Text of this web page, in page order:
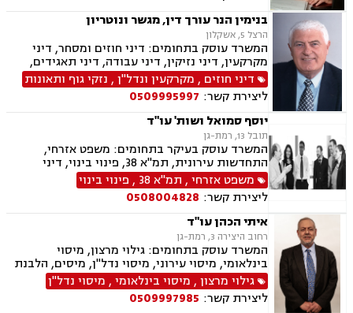
בנימין הנר עורך דין, מגשר ונוטריון
הרצל 5, אשקלון
המשרד עוסק בתחומים: דיני חוזים ומסחר, דיני
מקרקעין, דיני נזיקין, דיני עבודה, דיני תאגידים,
הוצאה לפועל, סדר דין אזרחי וראיות, עבירות מס
כלכליות, עסקאות מכר דירה, ליקויי בנייה, מגשרים,
מיסוי נדל"ן, מסים, נדל"ן, פינוי מושכר, ליטיגציה,
ירושות וצוואות, אבדן כושר עבודה, בוררים, ביטוח
לאומי, גישור במשפחה, גישור ובוררויות, דיני
פשיטות רגל, הסכמי ממון, תאונות דרכים, תעבורה,
תכנון ובניה.
דיני חוזים , מקרקעין ונדל"ן, נזקי גוף ותאונות
ליצירת קשר: 0509995997
יוסף סמואל ושות' עו"ד
תובל 13, רמת-גן
המשרד עוסק בעיקר בתחומים: משפט אזרחי,
התחדשות עירונית, תמ"א 38, פינוי בינוי, דיני
מקרקעין, מיסים, גילוי מרצון, דיני תאגידים, הפקעת
קרקעות, תכנון ובניה, דיור מוגן, ירושות וצוואות,
חוקתי ומנהלי, ליווי עסקי, ליטיגציה, ליקויי בנייה,
לשון הרע, מיסוי נדל"ן, מיסוי עירוני, מיסוי פלילי,
מסחר בינלאומי, נוטריון, דיני התיישנות, זכויות
יוצרים, נדל"ן, סדר דין אזרחי וראיות, עבירות מס
כלכליות, עסקאות מכר דירה, ערבויות ושטרות, פינוי
מושכר, קבוצות רכישה, רישוי עסקים, עריכת ייפוי
כוח מתמשך
משפט אזרחי , תמ"א 38 , פינוי בינוי
ליצירת קשר: 0508004828
איתי הכהן עו"ד
רחוב היצירה 3, רמת-גן
המשרד עוסק בתחומים: גילוי מרצון, מיסוי
בינלאומי, מיסוי עירוני, מיסוי נדל"ן, מיסים, הלבנת
הון, חוק עידוד השקעת הון, ארנונה, היטל פיתוח,
תביעות יצוגיות, פינוי בינוי, קבוצות רכישה, מיסוי
פלילי ופיצוים מס' רכוש.
גילוי מרצון, מיסוי בינלאומי, מיסוי נדל"ן
ליצירת קשר: 0509997985